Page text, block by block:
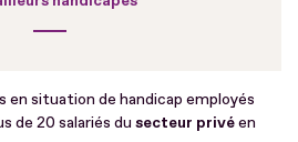
en situation de handicap employés
de 20 salariés du secteur privéen